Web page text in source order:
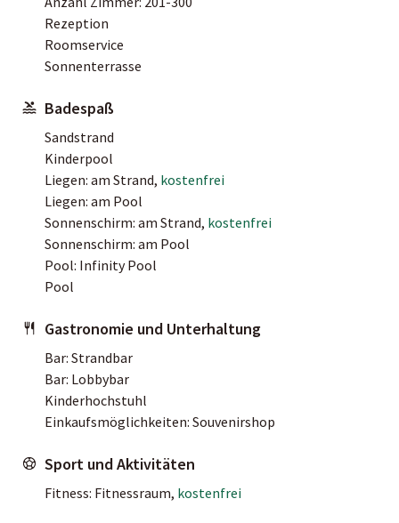
Rezeption
Roomservice
Sonnenterrasse
Badespaß
Sandstrand
Kinderpool
Liegen: am Strand, kostenfrei
Liegen: am Pool
Sonnenschirm: am Strand, kostenfrei
Sonnenschirm: am Pool
Pool: Infinity Pool
Pool
Gastronomie und Unterhaltung
Bar: Strandbar
Bar: Lobbybar
Kinderhochstuhl
Einkaufsmöglichkeiten: Souvenirshop
Sport und Aktivitäten
Fitness: Fitnessraum, kostenfrei